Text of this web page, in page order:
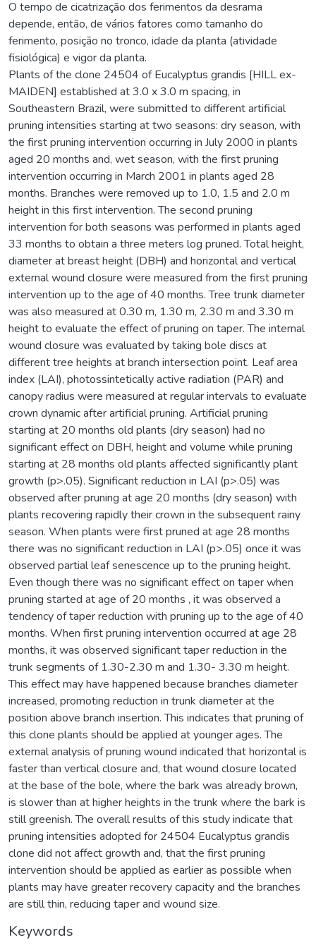
O tempo de cicatrização dos ferimentos da desrama
depende, então, de vários fatores como tamanho do
ferimento, posição no tronco, idade da planta (atividade
fisiológica) e vigor da planta.
Plants of the clone 24504 of Eucalyptus grandis [HILL ex-
MAIDEN] established at 3.0 x 3.0 m spacing, in
Southeastern Brazil, were submitted to different artificial
pruning intensities starting at two seasons: dry season, with
the first pruning intervention occurring in July 2000 in plants
aged 20 months and, wet season, with the first pruning
intervention occurring in March 2001 in plants aged 28
months. Branches were removed up to 1.0, 1.5 and 2.0 m
height in this first intervention. The second pruning
intervention for both seasons was performed in plants aged
33 months to obtain a three meters log pruned. Total height,
diameter at breast height (DBH) and horizontal and vertical
external wound closure were measured from the first pruning
intervention up to the age of 40 months. Tree trunk diameter
was also measured at 0.30 m, 1.30 m, 2.30 m and 3.30 m
height to evaluate the effect of pruning on taper. The internal
wound closure was evaluated by taking bole discs at
different tree heights at branch intersection point. Leaf area
index (LAI), photossintetically active radiation (PAR) and
canopy radius were measured at regular intervals to evaluate
crown dynamic after artificial pruning. Artificial pruning
starting at 20 months old plants (dry season) had no
significant effect on DBH, height and volume while pruning
starting at 28 months old plants affected significantly plant
growth (p>.05). Significant reduction in LAI (p>.05) was
observed after pruning at age 20 months (dry season) with
plants recovering rapidly their crown in the subsequent rainy
season. When plants were first pruned at age 28 months
there was no significant reduction in LAI (p>.05) once it was
observed partial leaf senescence up to the pruning height.
Even though there was no significant effect on taper when
pruning started at age of 20 months , it was observed a
tendency of taper reduction with pruning up to the age of 40
months. When first pruning intervention occurred at age 28
months, it was observed significant taper reduction in the
trunk segments of 1.30-2.30 m and 1.30- 3.30 m height.
This effect may have happened because branches diameter
increased, promoting reduction in trunk diameter at the
position above branch insertion. This indicates that pruning of
this clone plants should be applied at younger ages. The
external analysis of pruning wound indicated that horizontal is
faster than vertical closure and, that wound closure located
at the base of the bole, where the bark was already brown,
is slower than at higher heights in the trunk where the bark is
still greenish. The overall results of this study indicate that
pruning intensities adopted for 24504 Eucalyptus grandis
clone did not affect growth and, that the first pruning
intervention should be applied as earlier as possible when
plants may have greater recovery capacity and the branches
are still thin, reducing taper and wound size.
Keywords